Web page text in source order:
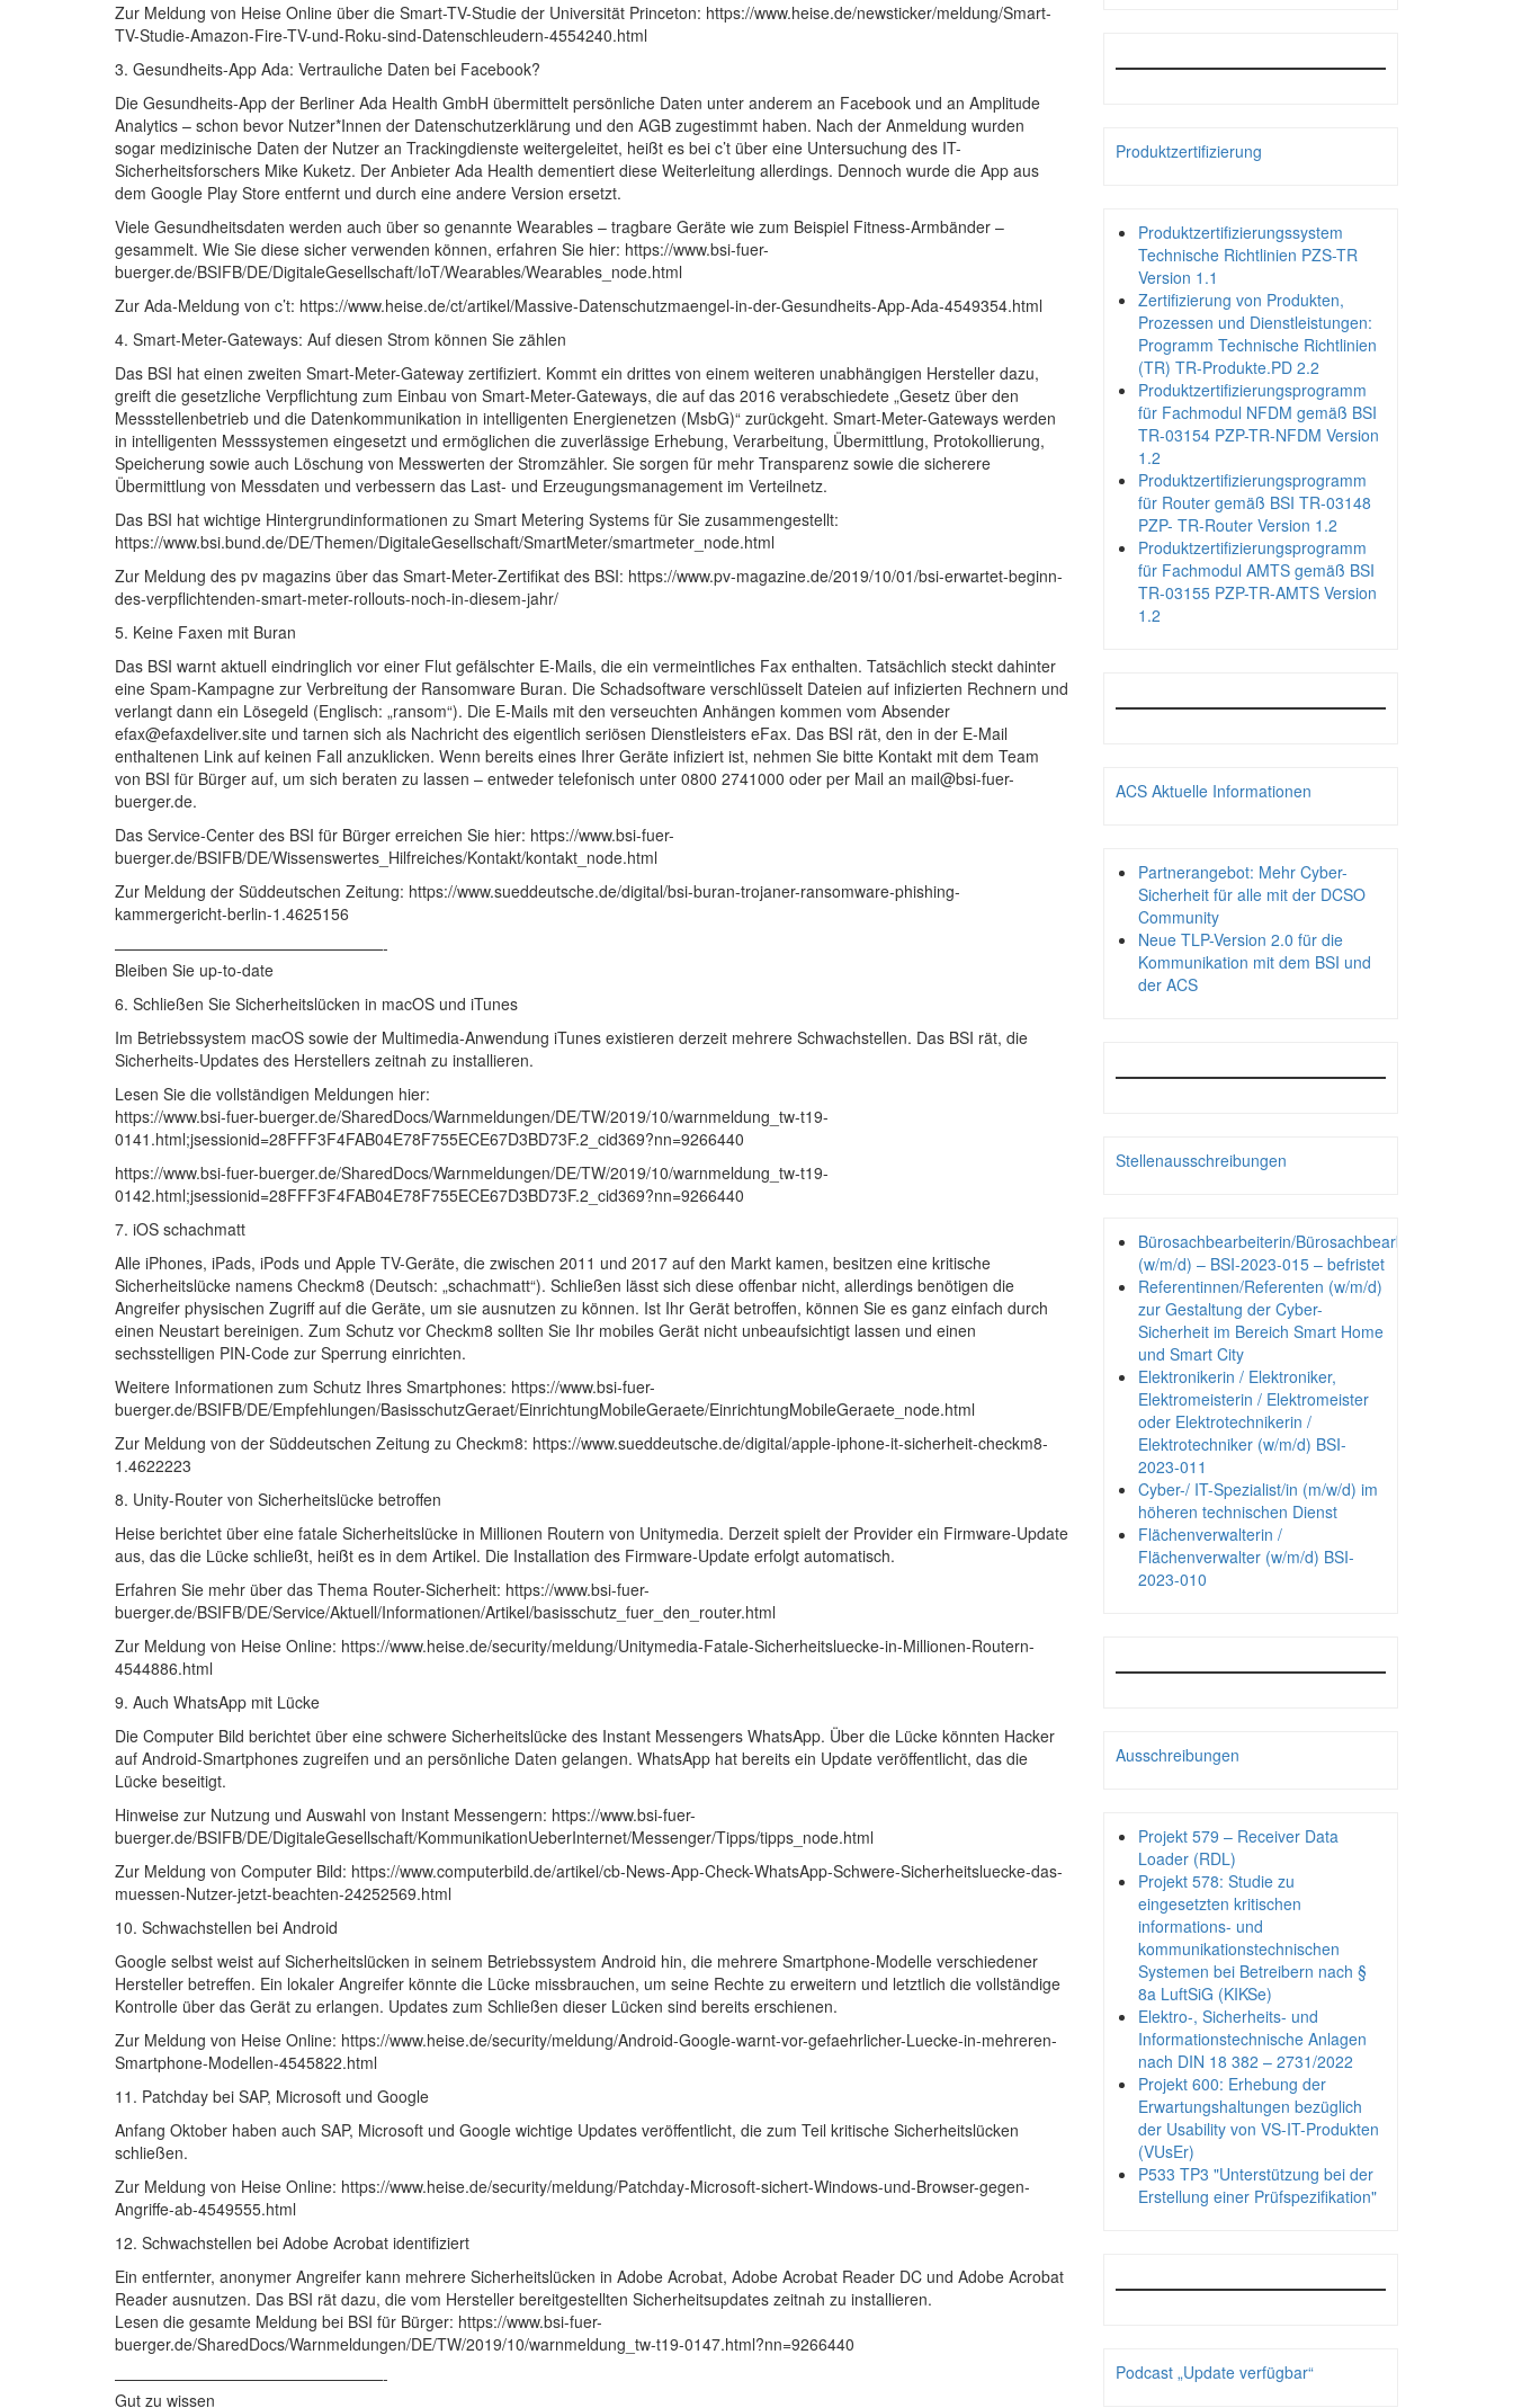
Zur Meldung von Heise Online über die Smart-TV-Studie der Universität Princeton: https://www.heise.de/newsticker/meldung/Smart-
TV-Studie-Amazon-Fire-TV-und-Roku-sind-Datenschleudern-4554240.html
3. Gesundheits-App Ada: Vertrauliche Daten bei Facebook?
Die Gesundheits-App der Berliner Ada Health GmbH übermittelt persönliche Daten unter anderem an Facebook und an Amplitude
Analytics – schon bevor Nutzer*Innen der Datenschutzerklärung und den AGB zugestimmt haben. Nach der Anmeldung wurden
sogar medizinische Daten der Nutzer an Trackingdienste weitergeleitet, heißt es bei c’t über eine Untersuchung des IT-
Sicherheitsforschers Mike Kuketz. Der Anbieter Ada Health dementiert diese Weiterleitung allerdings. Dennoch wurde die App aus
dem Google Play Store entfernt und durch eine andere Version ersetzt.
Viele Gesundheitsdaten werden auch über so genannte Wearables – tragbare Geräte wie zum Beispiel Fitness-Armbänder –
gesammelt. Wie Sie diese sicher verwenden können, erfahren Sie hier: https://www.bsi-fuer-
buerger.de/BSIFB/DE/DigitaleGesellschaft/IoT/Wearables/Wearables_node.html
Zur Ada-Meldung von c’t: https://www.heise.de/ct/artikel/Massive-Datenschutzmaengel-in-der-Gesundheits-App-Ada-4549354.html
4. Smart-Meter-Gateways: Auf diesen Strom können Sie zählen
Das BSI hat einen zweiten Smart-Meter-Gateway zertifiziert. Kommt ein drittes von einem weiteren unabhängigen Hersteller dazu,
greift die gesetzliche Verpflichtung zum Einbau von Smart-Meter-Gateways, die auf das 2016 verabschiedete „Gesetz über den
Messstellenbetrieb und die Datenkommunikation in intelligenten Energienetzen (MsbG)“ zurückgeht. Smart-Meter-Gateways werden
in intelligenten Messsystemen eingesetzt und ermöglichen die zuverlässige Erhebung, Verarbeitung, Übermittlung, Protokollierung,
Speicherung sowie auch Löschung von Messwerten der Stromzähler. Sie sorgen für mehr Transparenz sowie die sicherere
Übermittlung von Messdaten und verbessern das Last- und Erzeugungsmanagement im Verteilnetz.
Das BSI hat wichtige Hintergrundinformationen zu Smart Metering Systems für Sie zusammengestellt:
https://www.bsi.bund.de/DE/Themen/DigitaleGesellschaft/SmartMeter/smartmeter_node.html
Zur Meldung des pv magazins über das Smart-Meter-Zertifikat des BSI: https://www.pv-magazine.de/2019/10/01/bsi-erwartet-beginn-
des-verpflichtenden-smart-meter-rollouts-noch-in-diesem-jahr/
5. Keine Faxen mit Buran
Das BSI warnt aktuell eindringlich vor einer Flut gefälschter E-Mails, die ein vermeintliches Fax enthalten. Tatsächlich steckt dahinter
eine Spam-Kampagne zur Verbreitung der Ransomware Buran. Die Schadsoftware verschlüsselt Dateien auf infizierten Rechnern und
verlangt dann ein Lösegeld (Englisch: „ransom“). Die E-Mails mit den verseuchten Anhängen kommen vom Absender
efax@efaxdeliver.site und tarnen sich als Nachricht des eigentlich seriösen Dienstleisters eFax. Das BSI rät, den in der E-Mail
enthaltenen Link auf keinen Fall anzuklicken. Wenn bereits eines Ihrer Geräte infiziert ist, nehmen Sie bitte Kontakt mit dem Team
von BSI für Bürger auf, um sich beraten zu lassen – entweder telefonisch unter 0800 2741000 oder per Mail an mail@bsi-fuer-
buerger.de.
Das Service-Center des BSI für Bürger erreichen Sie hier: https://www.bsi-fuer-
buerger.de/BSIFB/DE/Wissenswertes_Hilfreiches/Kontakt/kontakt_node.html
Zur Meldung der Süddeutschen Zeitung: https://www.sueddeutsche.de/digital/bsi-buran-trojaner-ransomware-phishing-
kammergericht-berlin-1.4625156
—————————————————-
Bleiben Sie up-to-date
6. Schließen Sie Sicherheitslücken in macOS und iTunes
Im Betriebssystem macOS sowie der Multimedia-Anwendung iTunes existieren derzeit mehrere Schwachstellen. Das BSI rät, die
Sicherheits-Updates des Herstellers zeitnah zu installieren.
Lesen Sie die vollständigen Meldungen hier:
https://www.bsi-fuer-buerger.de/SharedDocs/Warnmeldungen/DE/TW/2019/10/warnmeldung_tw-t19-
0141.html;jsessionid=28FFF3F4FAB04E78F755ECE67D3BD73F.2_cid369?nn=9266440
https://www.bsi-fuer-buerger.de/SharedDocs/Warnmeldungen/DE/TW/2019/10/warnmeldung_tw-t19-
0142.html;jsessionid=28FFF3F4FAB04E78F755ECE67D3BD73F.2_cid369?nn=9266440
7. iOS schachmatt
Alle iPhones, iPads, iPods und Apple TV-Geräte, die zwischen 2011 und 2017 auf den Markt kamen, besitzen eine kritische
Sicherheitslücke namens Checkm8 (Deutsch: „schachmatt“). Schließen lässt sich diese offenbar nicht, allerdings benötigen die
Angreifer physischen Zugriff auf die Geräte, um sie ausnutzen zu können. Ist Ihr Gerät betroffen, können Sie es ganz einfach durch
einen Neustart bereinigen. Zum Schutz vor Checkm8 sollten Sie Ihr mobiles Gerät nicht unbeaufsichtigt lassen und einen
sechsstelligen PIN-Code zur Sperrung einrichten.
Weitere Informationen zum Schutz Ihres Smartphones: https://www.bsi-fuer-
buerger.de/BSIFB/DE/Empfehlungen/BasisschutzGeraet/EinrichtungMobileGeraete/EinrichtungMobileGeraete_node.html
Zur Meldung von der Süddeutschen Zeitung zu Checkm8: https://www.sueddeutsche.de/digital/apple-iphone-it-sicherheit-checkm8-
1.4622223
8. Unity-Router von Sicherheitslücke betroffen
Heise berichtet über eine fatale Sicherheitslücke in Millionen Routern von Unitymedia. Derzeit spielt der Provider ein Firmware-Update
aus, das die Lücke schließt, heißt es in dem Artikel. Die Installation des Firmware-Update erfolgt automatisch.
Erfahren Sie mehr über das Thema Router-Sicherheit: https://www.bsi-fuer-
buerger.de/BSIFB/DE/Service/Aktuell/Informationen/Artikel/basisschutz_fuer_den_router.html
Zur Meldung von Heise Online: https://www.heise.de/security/meldung/Unitymedia-Fatale-Sicherheitsluecke-in-Millionen-Routern-
4544886.html
9. Auch WhatsApp mit Lücke
Die Computer Bild berichtet über eine schwere Sicherheitslücke des Instant Messengers WhatsApp. Über die Lücke könnten Hacker
auf Android-Smartphones zugreifen und an persönliche Daten gelangen. WhatsApp hat bereits ein Update veröffentlicht, das die
Lücke beseitigt.
Hinweise zur Nutzung und Auswahl von Instant Messengern: https://www.bsi-fuer-
buerger.de/BSIFB/DE/DigitaleGesellschaft/KommunikationUeberInternet/Messenger/Tipps/tipps_node.html
Zur Meldung von Computer Bild: https://www.computerbild.de/artikel/cb-News-App-Check-WhatsApp-Schwere-Sicherheitsluecke-das-
muessen-Nutzer-jetzt-beachten-24252569.html
10. Schwachstellen bei Android
Google selbst weist auf Sicherheitslücken in seinem Betriebssystem Android hin, die mehrere Smartphone-Modelle verschiedener
Hersteller betreffen. Ein lokaler Angreifer könnte die Lücke missbrauchen, um seine Rechte zu erweitern und letztlich die vollständige
Kontrolle über das Gerät zu erlangen. Updates zum Schließen dieser Lücken sind bereits erschienen.
Zur Meldung von Heise Online: https://www.heise.de/security/meldung/Android-Google-warnt-vor-gefaehrlicher-Luecke-in-mehreren-
Smartphone-Modellen-4545822.html
11. Patchday bei SAP, Microsoft und Google
Anfang Oktober haben auch SAP, Microsoft und Google wichtige Updates veröffentlicht, die zum Teil kritische Sicherheitslücken
schließen.
Zur Meldung von Heise Online: https://www.heise.de/security/meldung/Patchday-Microsoft-sichert-Windows-und-Browser-gegen-
Angriffe-ab-4549555.html
12. Schwachstellen bei Adobe Acrobat identifiziert
Ein entfernter, anonymer Angreifer kann mehrere Sicherheitslücken in Adobe Acrobat, Adobe Acrobat Reader DC und Adobe Acrobat
Reader ausnutzen. Das BSI rät dazu, die vom Hersteller bereitgestellten Sicherheitsupdates zeitnah zu installieren.
Lesen die gesamte Meldung bei BSI für Bürger: https://www.bsi-fuer-
buerger.de/SharedDocs/Warnmeldungen/DE/TW/2019/10/warnmeldung_tw-t19-0147.html?nn=9266440
—————————————————-
Gut zu wissen
Produktzertifizierung
Produktzertifizierungssystem
Technische Richtlinien PZS-TR
Version 1.1
Zertifizierung von Produkten,
Prozessen und Dienstleistungen:
Programm Technische Richtlinien
(TR) TR-Produkte.PD 2.2
Produktzertifizierungsprogramm
für Fachmodul NFDM gemäß BSI
TR-03154 PZP-TR-NFDM Version
1.2
Produktzertifizierungsprogramm
für Router gemäß BSI TR-03148
PZP- TR-Router Version 1.2
Produktzertifizierungsprogramm
für Fachmodul AMTS gemäß BSI
TR-03155 PZP-TR-AMTS Version
1.2
ACS Aktuelle Informationen
Partnerangebot: Mehr Cyber-
Sicherheit für alle mit der DCSO
Community
Neue TLP-Version 2.0 für die
Kommunikation mit dem BSI und
der ACS
Stellenausschreibungen
Bürosachbearbeiterin/Bürosachbearbeiter
(w/m/d) – BSI-2023-015 – befristet
Referentinnen/Referenten (w/m/d)
zur Gestaltung der Cyber-
Sicherheit im Bereich Smart Home
und Smart City
Elektronikerin / Elektroniker,
Elektromeisterin / Elektromeister
oder Elektrotechnikerin /
Elektrotechniker (w/m/d) BSI-
2023-011
Cyber-/ IT-Spezialist/in (m/w/d) im
höheren technischen Dienst
Flächenverwalterin /
Flächenverwalter (w/m/d) BSI-
2023-010
Ausschreibungen
Projekt 579 – Receiver Data
Loader (RDL)
Projekt 578: Studie zu
eingesetzten kritischen
informations- und
kommunikationstechnischen
Systemen bei Betreibern nach §
8a LuftSiG (KIKSe)
Elektro-, Sicherheits- und
Informationstechnische Anlagen
nach DIN 18 382 – 2731/2022
Projekt 600: Erhebung der
Erwartungshaltungen bezüglich
der Usability von VS-IT-Produkten
(VUsEr)
P533 TP3 "Unterstützung bei der
Erstellung einer Prüfspezifikation"
Podcast „Update verfügbar“